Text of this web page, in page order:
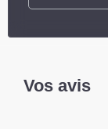
Vos avis